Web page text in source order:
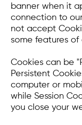
banner when it
connection to
not accept
some features of
Cookies can be
Persistent
computer or
while Session
you close your